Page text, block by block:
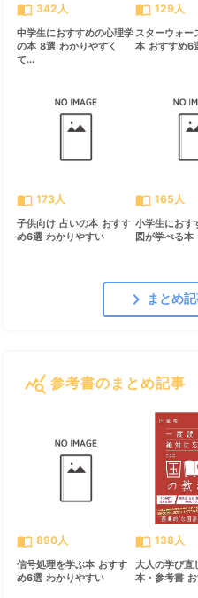
import_contacts 342人
中学生におすすめの心理学
の本 8選 わかりやすく
て...
import_contacts 129人
スターウォー
本 おすすめ6
import_contacts 173人
子供向け 占いの本 おすす
め6選 わかりやすい
import_contacts 165人
小学生におす
図が学べる本
chevron_right まとめ
query_stats 参考書のまとめ記事
import_contacts 890人
信号処理を学ぶ本 おすす
め6選 わかりやすい
import_contacts 138人
大人の学び直
本・参考書